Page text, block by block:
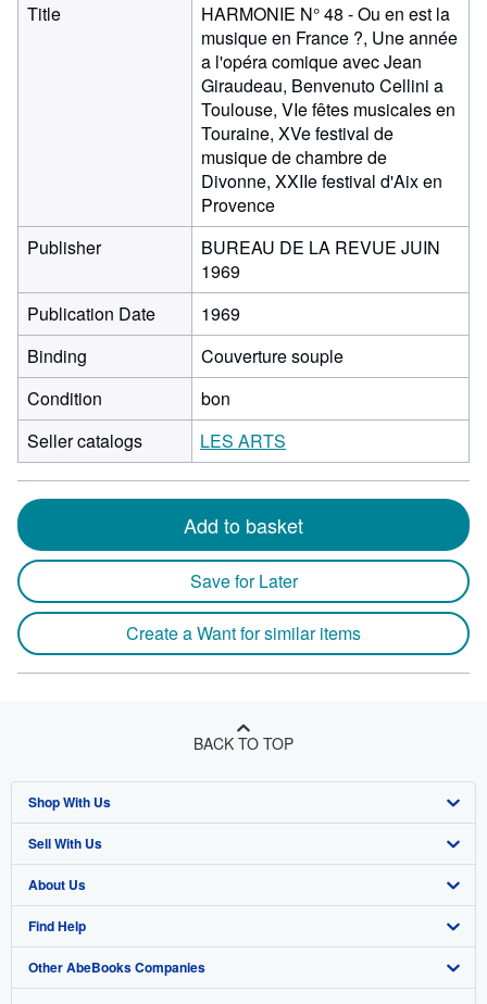
Title
HARMONIE N° 48 - Ou en est la
musique en France ?, Une année
a l'opéra comique avec Jean
Giraudeau, Benvenuto Cellini a
Toulouse, VIe fêtes musicales en
Touraine, XVe festival de
musique de chambre de
Divonne, XXIIe festival d'Aix en
Provence
Publisher
BUREAU DE LA REVUE JUIN
1969
Publication Date
1969
Binding
Couverture souple
Condition
bon
Seller catalogs
LES ARTS
Add to basket
Save for Later
Create a Want for similar items
BACK TO TOP
Shop With Us
Advanced Search
Browse Collections
My Account
My Orders
Sell With Us
Start Selling
Join Our Affiliate Program
Book Buyback
About Us
About AbeBooks
Media
Find Help
Help
Other AbeBooks Companies